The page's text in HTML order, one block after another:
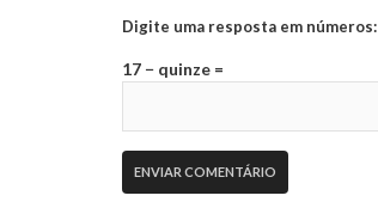
Digite uma resposta em números:
17 − quinze =